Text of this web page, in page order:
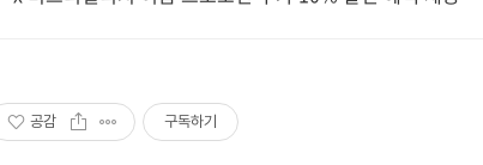
공감 구독하기